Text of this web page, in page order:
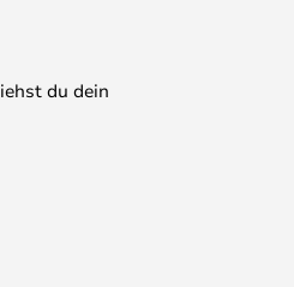
du dein